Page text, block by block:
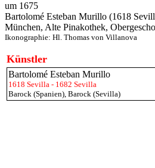
um 1675
Bartolomé Esteban Murillo (1618
München, Alte Pinakothek,
Ikonographie: Hl. Thomas von Villanova
Künstler
Bartolomé Esteban Murillo
1618 Sevilla - 1682 Sevilla
Barock (Spanien), Barock (Sevilla)